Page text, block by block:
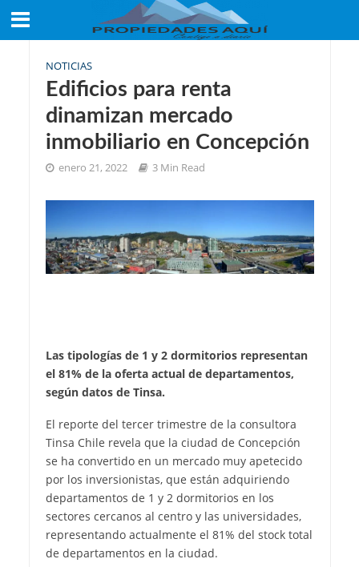
NOTICIAS
Edificios para renta
dinamizan mercado
inmobiliario en Concepción
enero 21, 2022 3 Min Read
Las tipologías de 1 y 2 dormitorios representan
el 81% de la oferta actual de departamentos,
según datos de Tinsa.
El reporte del tercer trimestre de la consultora
Tinsa Chile revela que la ciudad de Concepción
se ha convertido en un mercado muy apetecido
por los inversionistas, que están adquiriendo
departamentos de 1 y 2 dormitorios en los
sectores cercanos al centro y las universidades,
representando actualmente el 81% del stock total
de departamentos en la ciudad.